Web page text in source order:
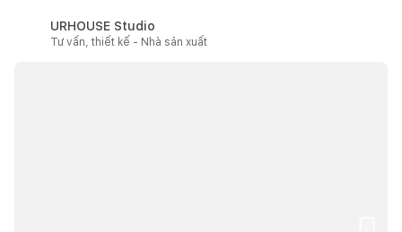
URHOUSE Studio
Tư vấn, thiết kế - Nhà sản xuất